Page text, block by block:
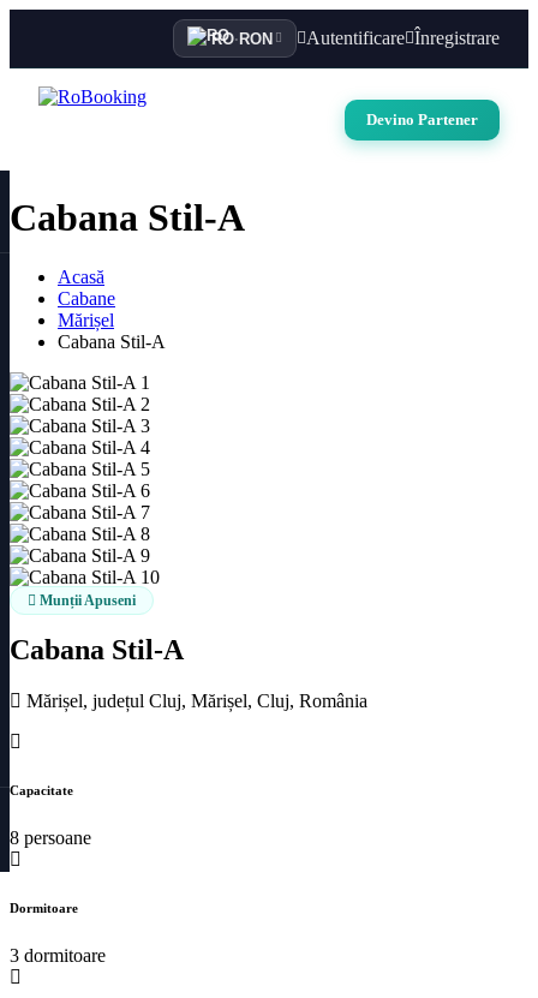
RO·RON Autentificare Înregistrare
Devino Partener
Cabana Stil-A
Acasă
Cabane
Mărișel
Cabana Stil-A
Munții Apuseni
Cabana Stil-A
Mărișel, județul Cluj, Mărișel, Cluj, România
Capacitate
8 persoane
Dormitoare
3 dormitoare